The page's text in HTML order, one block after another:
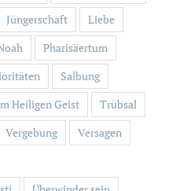
Jüngerschaft
Liebe
Pharisäertum
Salbung
Heiligen Geist
Trübsal
Vergebung
Versagen